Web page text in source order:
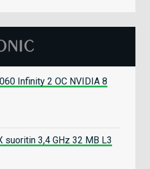
Infinity 2 OC NVIDIA 8
suoritin 3,4 GHz 32 MB L3